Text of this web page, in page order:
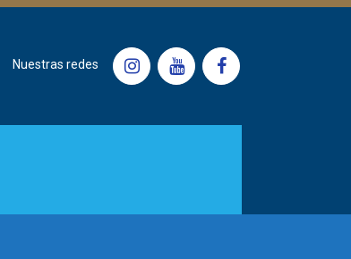
Nuestras redes